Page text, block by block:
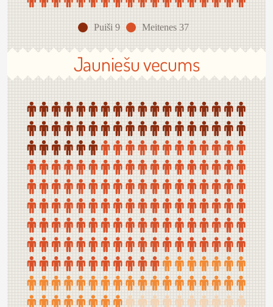
Puiši 9 Meitenes 37
Jauniešu vecums